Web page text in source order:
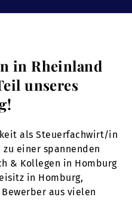
in Rheinland
unseres
als Steuerfachwirt/in
einer spannenden
& Kollegen in Homburg
in Homburg,
aus vielen